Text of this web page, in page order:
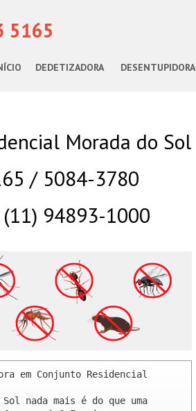
5165
DEDETIZADORA DESENTUPIDORA
Morada do Sol
/ 5084-3780
94893-1000
em Conjunto Residencial
nada mais é do que uma